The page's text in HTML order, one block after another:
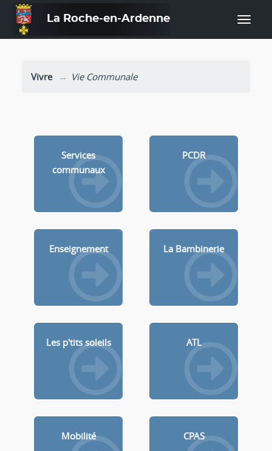
La Roche-en-Ardenne
Vivre Vie Communale
Services
communaux
PCDR
Enseignement La Bambinerie
Les p'tits soleils ATL
Mobilité CPAS